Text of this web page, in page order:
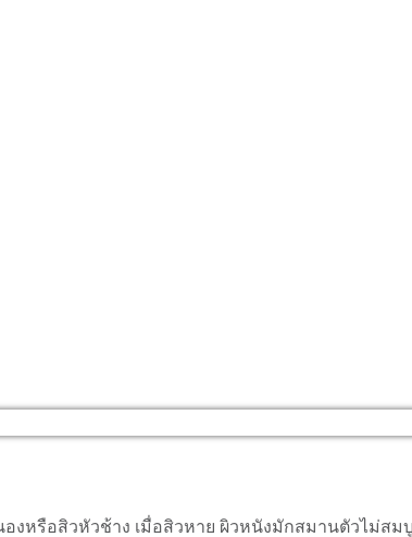
งหรือสิวหัวช้าง เมื่อสิวหาย ผิวหนังมักสมานตัวไม่สม